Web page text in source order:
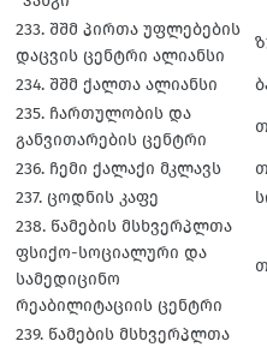
233. შშმ პირთა უფლებების
დაცვის ცენტრი ალიანსი
234. შშმ ქალთა ალიანსი
235. ჩართულობის და
განვითარების ცენტრი
236. ჩემი ქალაქი მკლავს
237. ცოდნის კაფე
238. წამების მსხვერპლთა
ფსიქო-სოციალური და
სამედიცინო
რეაბილიტაციის ცენტრი
239. წამების მსხვერპლთა